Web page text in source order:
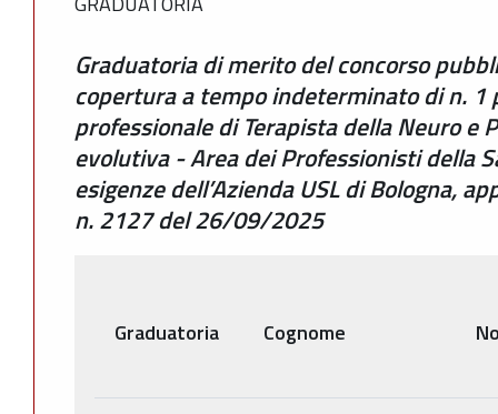
Graduatoria di merito del concorso
copertura a tempo indeterminato di n. 1
professionale di Terapista della Neuro e
evolutiva - Area dei Professionisti della
esigenze dell’Azienda USL di Bologna,
n. 2127 del 26/09/2025
Graduatoria Cognome